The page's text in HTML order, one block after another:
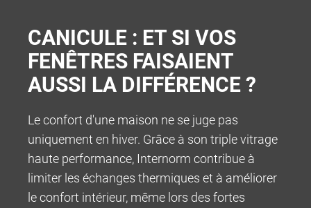
CANICULE : ET SI VOS
FENÊTRES FAISAIENT
AUSSI LA DIFFÉRENCE ?
Le confort d'une maison ne se juge pas
uniquement en hiver. Grâce à son triple vitrage
haute performance, Internorm contribue à
limiter les échanges thermiques et à améliorer
le confort intérieur, même lors des fortes